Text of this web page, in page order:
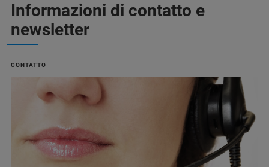
Informazioni di contatto e
newsletter
CONTATTO